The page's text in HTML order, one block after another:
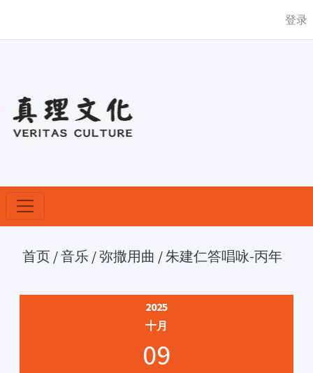
登录
首页 /音乐 /弥撒用曲 / 朱建仁答唱咏-丙年
2025
十月
09